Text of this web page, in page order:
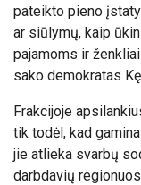
pateikto pieno
ar siūlymų, kaip
pajamoms ir
sako demokratas
Frakcijoje
tik todėl, kad
jie atlieka svarbų
darbdavių